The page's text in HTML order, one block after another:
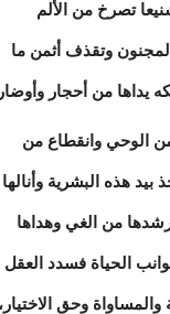
تصرخ من الألم
وتقذف أثمن ما
يداها من أحجار وأوضار
الوحي وانقطاع من
هذه البشرية وأنالها
من الغي وهداها
الحياة فسدد
والمساواة وحق